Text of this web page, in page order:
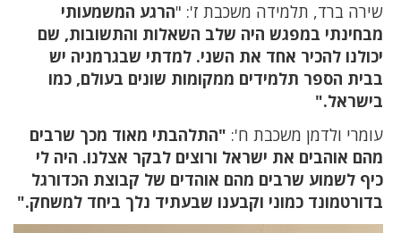
שירה ברד, תלמידה משכבת ז': "הרגע המשמעותי
מבחינתי במפגש היה שלב השאלות והתשובות, שם
יכולנו להכיר אחד את השני. למדתי שבגרמניה יש
בבית הספר תלמידים ממקומות שונים בעולם, כמו
בישראל."
עומרי ולדמן משכבת ח': "התלהבתי מאוד מכך שרבים
מהם אוהבים את ישראל ורוצים לבקר אצלנו. היה לי
כיף לשמוע שרבים מהם אוהדים של קבוצת הכדורגל
בדורטמונד כמוני וקבענו שבעתיד נלך ביחד למשחק."